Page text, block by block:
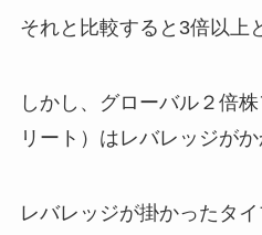
それと比較すると3倍以上
しかし、グローバル２倍
リート）はレバレッジがか
レバレッジが掛かったタ